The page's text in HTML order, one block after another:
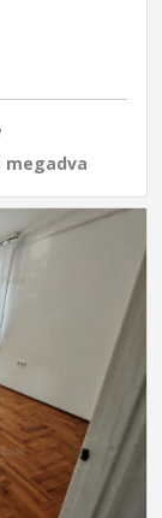
megadva